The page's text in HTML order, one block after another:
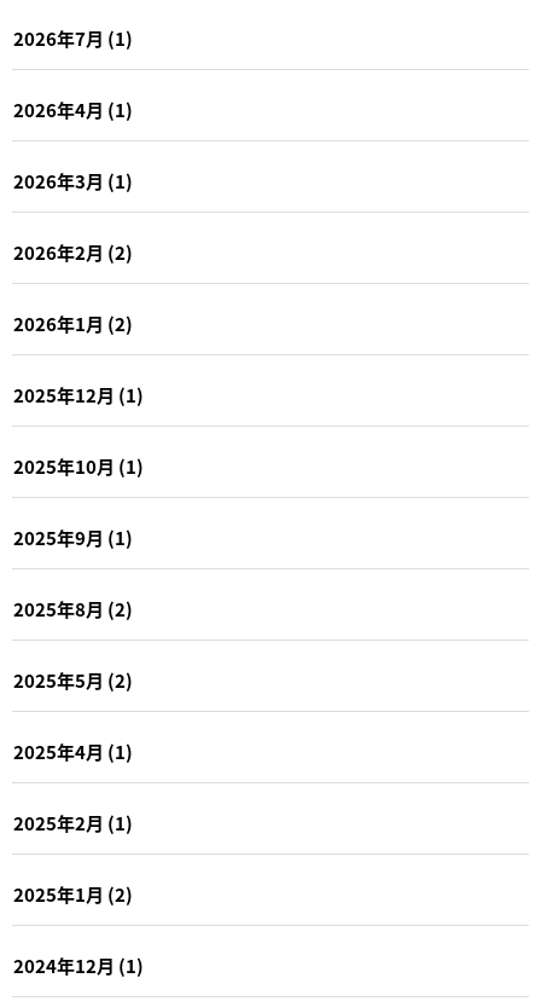
2026年7月 (1)
2026年4月 (1)
2026年3月 (1)
2026年2月 (2)
2026年1月 (2)
2025年12月 (1)
2025年10月 (1)
2025年9月 (1)
2025年8月 (2)
2025年5月 (2)
2025年4月 (1)
2025年2月 (1)
2025年1月 (2)
2024年12月 (1)